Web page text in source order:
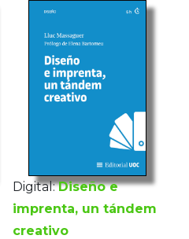
Digital: Diseño e
imprenta, un tándem
creativo